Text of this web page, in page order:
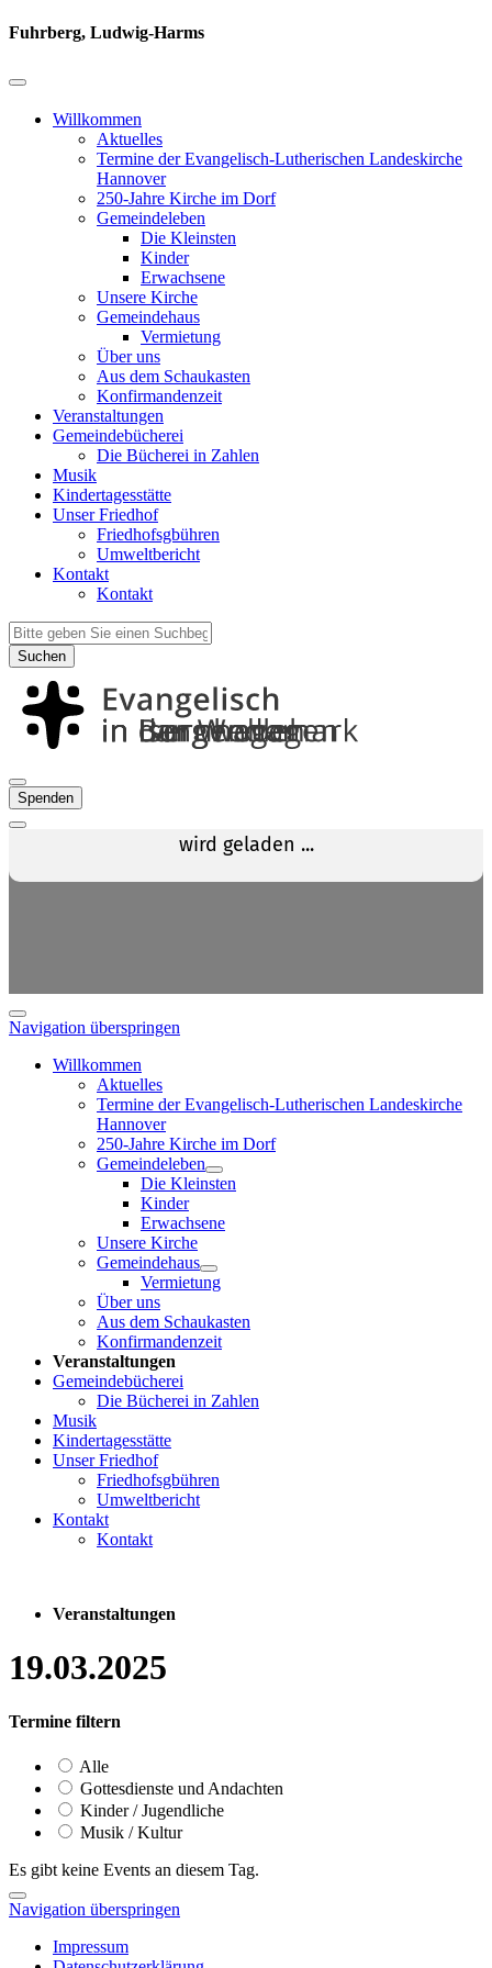
Fuhrberg, Ludwig-Harms
Willkommen
Aktuelles
Termine der Evangelisch-Lutherischen Landeskirche
Hannover
250-Jahre Kirche im Dorf
Gemeindeleben
Die Kleinsten
Kinder
Erwachsene
Unsere Kirche
Gemeindehaus
Vermietung
Über uns
Aus dem Schaukasten
Konfirmandenzeit
Veranstaltungen
Gemeindebücherei
Die Bücherei in Zahlen
Musik
Kindertagesstätte
Unser Friedhof
Friedhofsgbühren
Umweltbericht
Kontakt
Kontakt
Suchen
Spenden
Navigation überspringen
Willkommen
Aktuelles
Termine der Evangelisch-Lutherischen Landeskirche
Hannover
250-Jahre Kirche im Dorf
Gemeindeleben
Die Kleinsten
Kinder
Erwachsene
Unsere Kirche
Gemeindehaus
Vermietung
Über uns
Aus dem Schaukasten
Konfirmandenzeit
Veranstaltungen
Gemeindebücherei
Die Bücherei in Zahlen
Musik
Kindertagesstätte
Unser Friedhof
Friedhofsgbühren
Umweltbericht
Kontakt
Kontakt
Veranstaltungen
19.03.2025
Termine filtern
Alle
Gottesdienste und Andachten
Kinder / Jugendliche
Musik / Kultur
Es gibt keine Events an diesem Tag.
Navigation überspringen
Impressum